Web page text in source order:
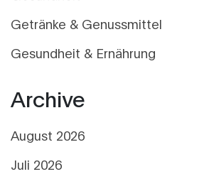
Getränke & Genussmittel
Gesundheit & Ernährung
Archive
August 2026
Juli 2026